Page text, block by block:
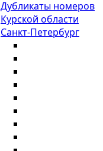
Дубликаты номеров
Курской области
Санкт-Петербург